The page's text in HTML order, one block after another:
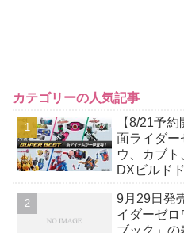
カテゴリーの人気記事
【8/21予
面ライダー
ウ、カブト
DXビルド
か12点！
9月29日発
イダーゼロ